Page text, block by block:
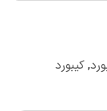
,کیبورد